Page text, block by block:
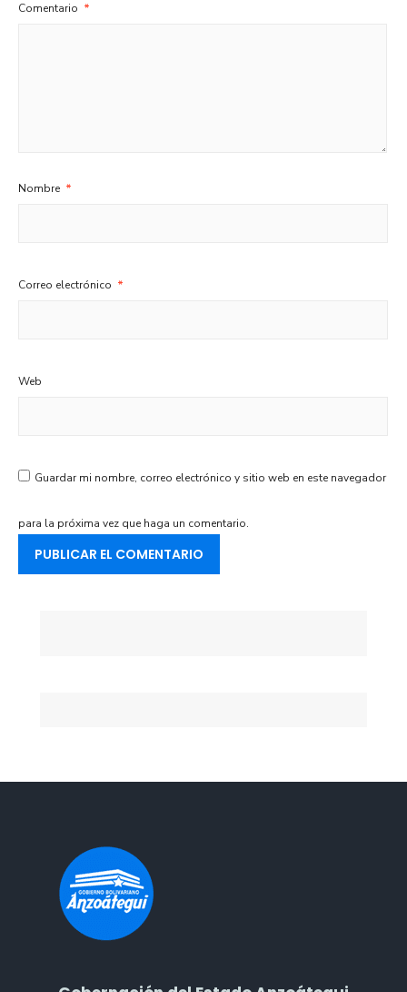
Comentario *
Nombre *
Correo electrónico *
Web
Guardar mi nombre, correo electrónico y sitio web en este navegador
para la próxima vez que haga un comentario.